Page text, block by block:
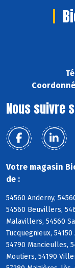
Nous suivre
Votre magasin
de :
54560 Anderny,
54560 Beuvillers,
Malavillers, 54560
Tucquegnieux,
54790 Mancieulles,
Moutiers, 54190